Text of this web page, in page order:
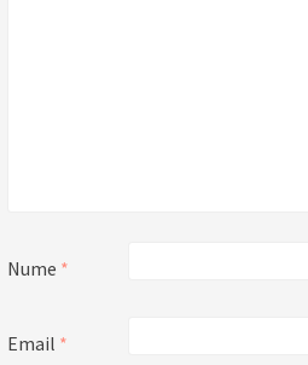
Nume *
Email *